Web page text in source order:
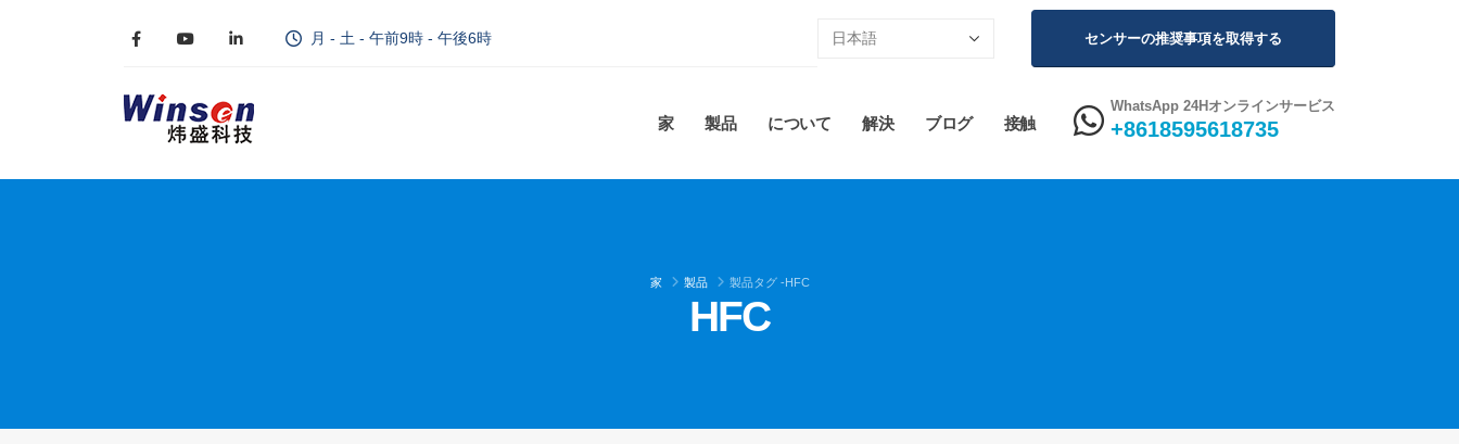
月 - 土 - 午前9時 - 午後6時 センサーの推奨事項を取得する
家 製品 について 解決 ブログ 接触
WhatsApp 24Hオンラインサービス
+8618595618735
家 製品 製品タグ -HFC
HFC